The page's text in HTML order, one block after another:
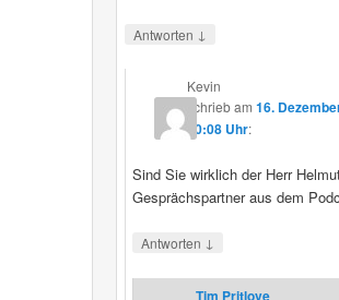
Antworten ↓
Kevin
schriebam16.
20:08 Uhr:
Sind Sie wirklich der Herr
Gesprächspartner aus dem
Antworten ↓
Tim Pritlove